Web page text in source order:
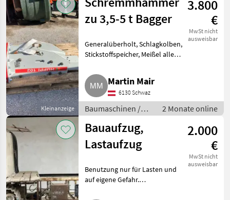
Kleinanzeige
zu 3,5-5 t Bagger
3.800
€
MwSt nicht
ausweisbar
Generalüberholt, Schlagkolben,
Stickstoffspeicher, Meißel alles
Aufnahme. Baumaschinen
KleingeräteMartin Mair
6130 Schwaz
Baumaschinen /
Kleingeräte
2 Monate online
Bauaufzug,
Lastaufzug
2.000
€
MwSt nicht
ausweisbar
Benutzung nur für Lasten und
auf eigene Gefahr.